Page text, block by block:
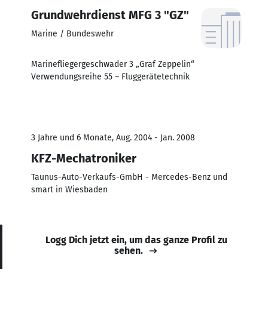
Grundwehrdienst MFG 3 "GZ"
Marine / Bundeswehr
Marinefliegergeschwader 3 „Graf Zeppelin“
Verwendungsreihe 55 – Fluggerätetechnik
3 Jahre und 6 Monate, Aug. 2004 - Jan. 2008
KFZ-Mechatroniker
Taunus-Auto-Verkaufs-GmbH - Mercedes-Benz und
smart in Wiesbaden
Logg Dich jetzt ein, um das ganze Profil zu
sehen.